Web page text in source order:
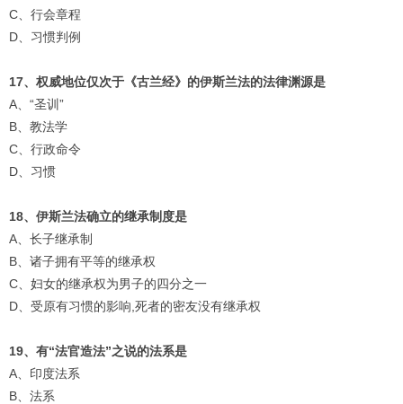
C、行会章程
D、习惯判例
17、权威地位仅次于《古兰经》的伊斯兰法的法律渊源是
A、“圣训”
B、教法学
C、行政命令
D、习惯
18、伊斯兰法确立的继承制度是
A、长子继承制
B、诸子拥有平等的继承权
C、妇女的继承权为男子的四分之一
D、受原有习惯的影响,死者的密友没有继承权
19、有“法官造法”之说的法系是
A、印度法系
B、法系